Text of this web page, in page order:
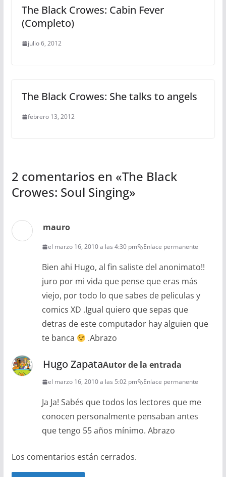
The Black Crowes: Cabin Fever
(Completo)
julio 6, 2012
The Black Crowes: She talks to angels
febrero 13, 2012
2 comentarios en «The Black
Crowes: Soul Singing»
mauro
el marzo 16, 2010 a las 4:30 pm Enlace permanente
Bien ahi Hugo, al fin saliste del anonimato!!
juro por mi vida que pense que eras más
viejo, por todo lo que sabes de peliculas y
comics XD .Igual quiero que sepas que
detras de este computador hay alguien que
te banca
.Abrazo
Hugo ZapataAutor de la entrada
el marzo 16, 2010 a las 5:02 pm Enlace permanente
Ja Ja! Sabés que todos los lectores que me
conocen personalmente pensaban antes
que tengo 55 años mínimo. Abrazo
Los comentarios están cerrados.